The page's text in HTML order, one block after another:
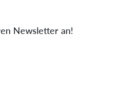
Newsletter an!